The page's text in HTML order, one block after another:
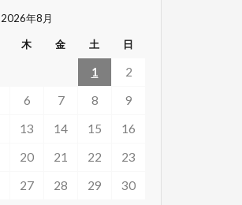
2026年8月
木 金 土 日
1
2
6 7 8
9
13 14 15
16
20 21 22
23
27 28 29
30